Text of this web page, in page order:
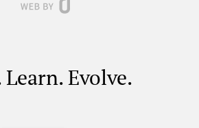
Learn. Evolve.